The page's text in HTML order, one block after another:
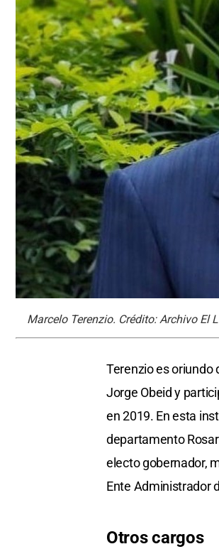
Marcelo Terenzio. Crédito: Archivo El
Terenzio es oriundo
Jorge Obeid y
en 2019. En esta
departamento
electo gobernador,
Ente Administrador
Otros cargos